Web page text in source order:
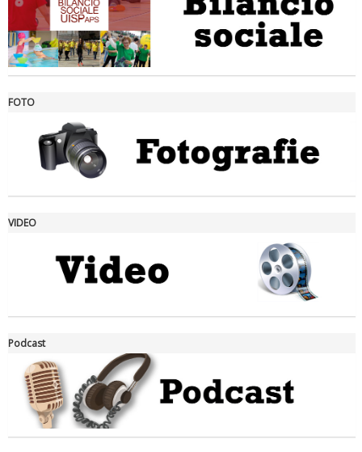
Ddl Lobby, Uisp: “Il Parlamento valorizzi le nostre specificità"
FOTO
VIDEO
Podcast